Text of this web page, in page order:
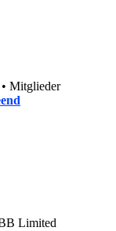
• Mitglieder
Limited